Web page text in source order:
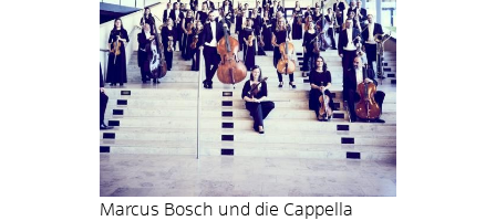
Marcus Bosch und die Cappella